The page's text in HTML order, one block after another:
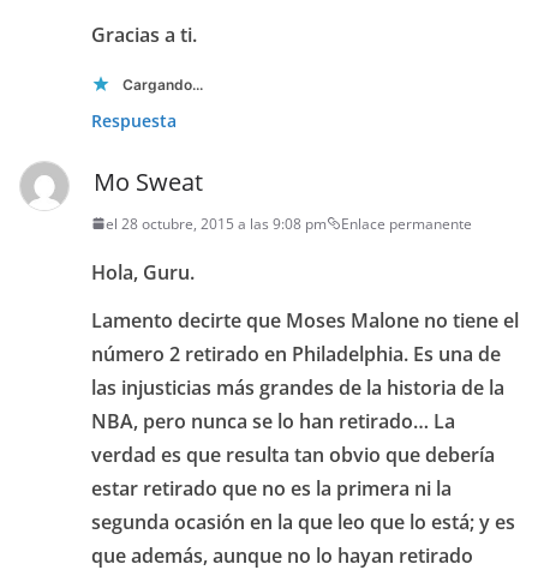
Gracias a ti.
Cargando...
Respuesta
Mo Sweat
el 28 octubre, 2015 a las 9:08 pm Enlace permanente
Hola, Guru.
Lamento decirte que Moses Malone no tiene el
número 2 retirado en Philadelphia. Es una de
las injusticias más grandes de la historia de la
NBA, pero nunca se lo han retirado… La
verdad es que resulta tan obvio que debería
estar retirado que no es la primera ni la
segunda ocasión en la que leo que lo está; y es
que además, aunque no lo hayan retirado